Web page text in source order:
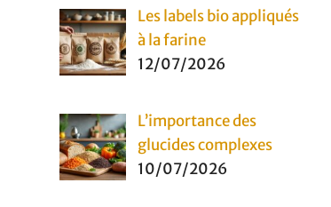
Les labels bio appliqués
à la farine
12/07/2026
L’importance des
glucides complexes
10/07/2026